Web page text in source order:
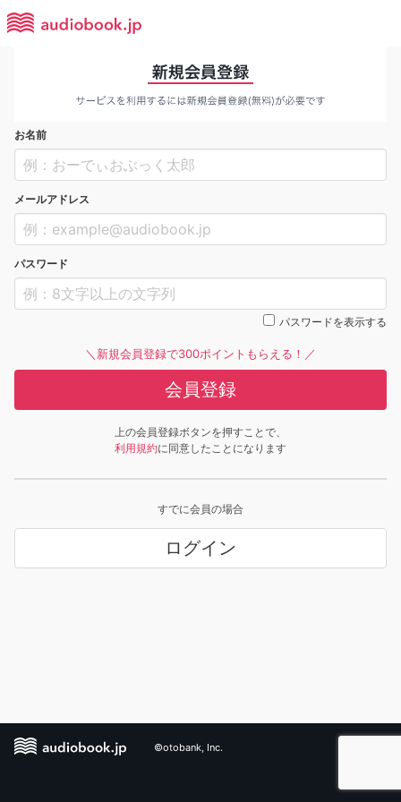
お名前
メールアドレス
パスワード
パスワードを表示する
＼新規会員登録で300ポイントもらえる！／
会員登録
上の会員登録ボタンを押すことで、
利用規約に同意したことになります
すでに会員の場合
ログイン
©otobank, Inc.